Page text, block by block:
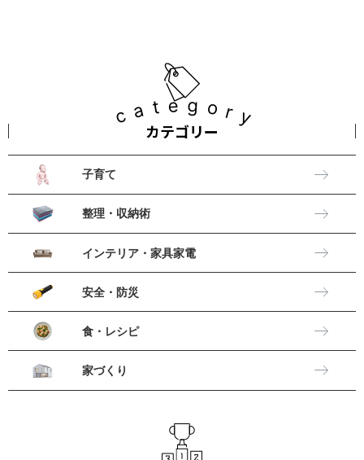
category
カテゴリー
子育て
整理・収納術
インテリア・家具家電
安全・防災
食・レシピ
家づくり